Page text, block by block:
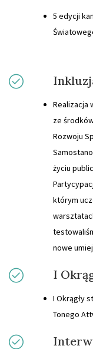
5 edycji
Realizacja
ze
Rozwoju
życiu
którym
nowe
I
I Okrągły
Tonego